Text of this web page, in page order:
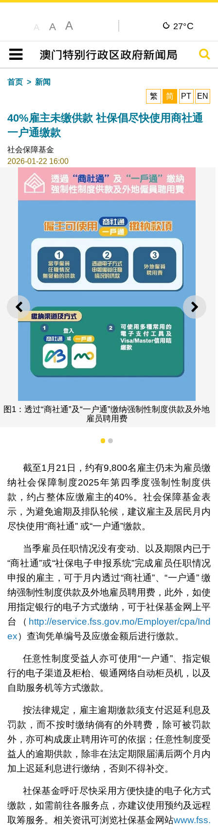
A A A 27°C
目录
搜寻
首页
新闻
繁
简 PT EN
40%雇主未缴供款 社保倡尽快使用商社通
一户通缴款
社会保障基金
2026-01-22 16:00
上一则 下一
图1：透过“商社通”及“一户通”缴纳强制性制度供款及外地
雇员聘用费
1 2
截至1月21日，约有9,800名雇主仍未为雇员缴
纳社会保障制度2025年第四季度强制性制度供
款，约占整体应缴雇主的40%。社会保障基金表
示，为避免逾期及排队轮候，建议雇主及居民月内
尽快使用“商社通” 或“一户通”缴款。
当季雇员任职情况没有变动、以及期限内已于
“商社通”或“社保电子申报系统”完成雇员任职情况
申报的雇主，可于月内透过“商社通”、“一户通” 缴
纳强制性制度供款及外地雇员聘用费，此外，如使
用指定银行的电子方式缴纳，可于社保基金网上平
台（ http://eservice.fss.gov.mo/Employer/cpa/Ind
ex）查询凭单编号及应缴金额后进行缴款。
任意性制度受益人亦可使用“一户通”、指定银
行的电子渠道及柜枱、银通网络自动柜员机，以及
自助服务机等方式缴款。
按法律规定，雇主逾期缴款须支付迟延利息及
罚款，而不按时缴纳倘有的外聘费，除可被罚款
外，亦可构成废止聘用许可的依据；任意性制度受
益人的逾期供款，除非在法定期限届满后两个月内
加上迟延利息进行缴纳，否则不得补交。
社保基金呼吁尽快采用方便快捷的电子化方式
缴款，如需前往各服务点，亦建议使用预约及远程
取筹服务。相关资讯可浏览社保基金网站www.fss.